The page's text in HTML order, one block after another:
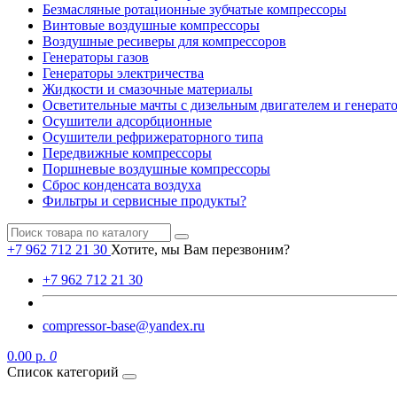
Безмасляные ротационные зубчатые компрессоры
Винтовые воздушные компрессоры
Воздушные ресиверы для компрессоров
Генераторы газов
Генераторы электричества
Жидкости и смазочные материалы
Осветительные мачты с дизельным двигателем и
Осушители адсорбционные
Осушители рефрижераторного типа
Передвижные компрессоры
Поршневые воздушные компрессоры
Сброс конденсата воздуха
Фильтры и сервисные продукты?
+7 962 712 21 30 Хотите, мы Вам перезвоним?
+7 962 712 21 30
compressor-base@yandex.ru
0.00 р. 0
Список категорий